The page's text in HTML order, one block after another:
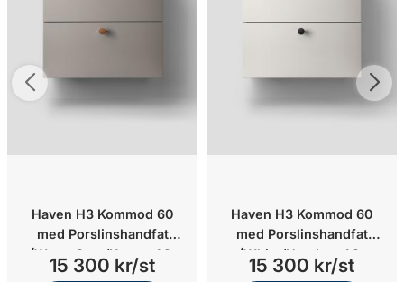
Haven H3 Kommod 60
med Porslinshandfat
(Warm Grey/Knopp A2.
06/Koppar)
15 300 kr/st
Haven H3 Kommod 60
med Porslinshandfat
(White/Handtag A2.
05/Mattsvart)
15 300 kr/st